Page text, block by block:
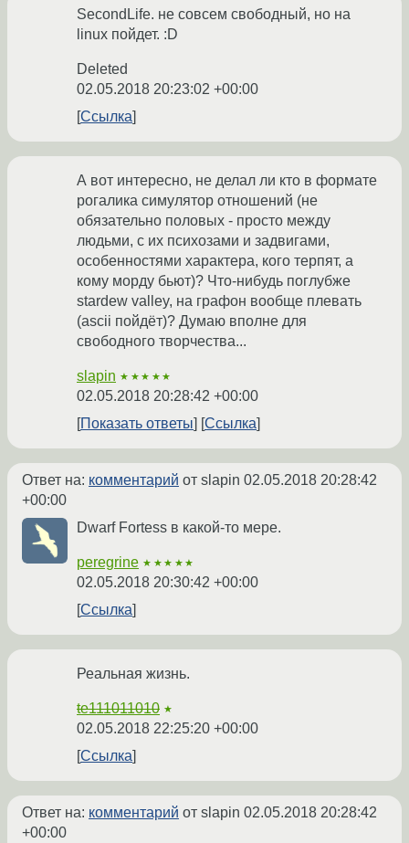
SecondLife. не совсем свободный, но на
linux пойдет. :D
Deleted
02.05.2018 20:23:02 +00:00
Ссылка
А вот интересно, не делал ли кто в формате
рогалика симулятор отношений (не
обязательно половых - просто между
людьми, с их психозами и задвигами,
особенностями характера, кого терпят, а
кому морду бьют)? Что-нибудь поглубже
stardew valley, на графон вообще плевать
(ascii пойдёт)? Думаю вполне для
свободного творчества...
slapin ★★★★★
02.05.2018 20:28:42 +00:00
Показать ответы
Ссылка
Ответ на: комментарий от slapin 02.05.2018 20:28:42
+00:00
Dwarf Fortess в какой-то мере.
peregrine ★★★★★
02.05.2018 20:30:42 +00:00
Ссылка
Реальная жизнь.
te111011010 ★
02.05.2018 22:25:20 +00:00
Ссылка
Ответ на: комментарий от slapin 02.05.2018 20:28:42
+00:00